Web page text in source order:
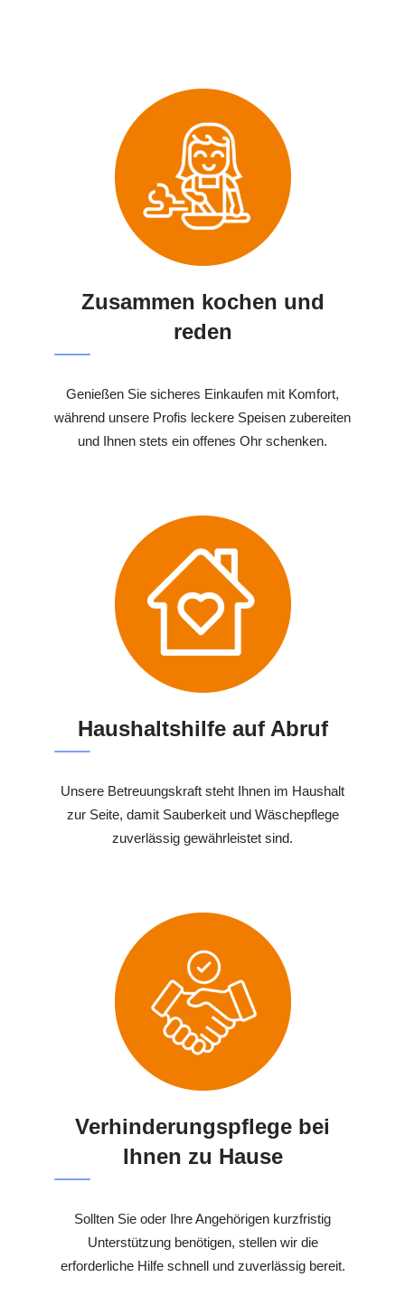
Zusammen kochen und
reden
Genießen Sie sicheres Einkaufen mit Komfort,
während unsere Profis leckere Speisen zubereiten
und Ihnen stets ein offenes Ohr schenken.
Haushaltshilfe auf Abruf
Unsere Betreuungskraft steht Ihnen im Haushalt
zur Seite, damit Sauberkeit und Wäschepflege
zuverlässig gewährleistet sind.
Verhinderungspflege bei
Ihnen zu Hause
Sollten Sie oder Ihre Angehörigen kurzfristig
Unterstützung benötigen, stellen wir die
erforderliche Hilfe schnell und zuverlässig bereit.